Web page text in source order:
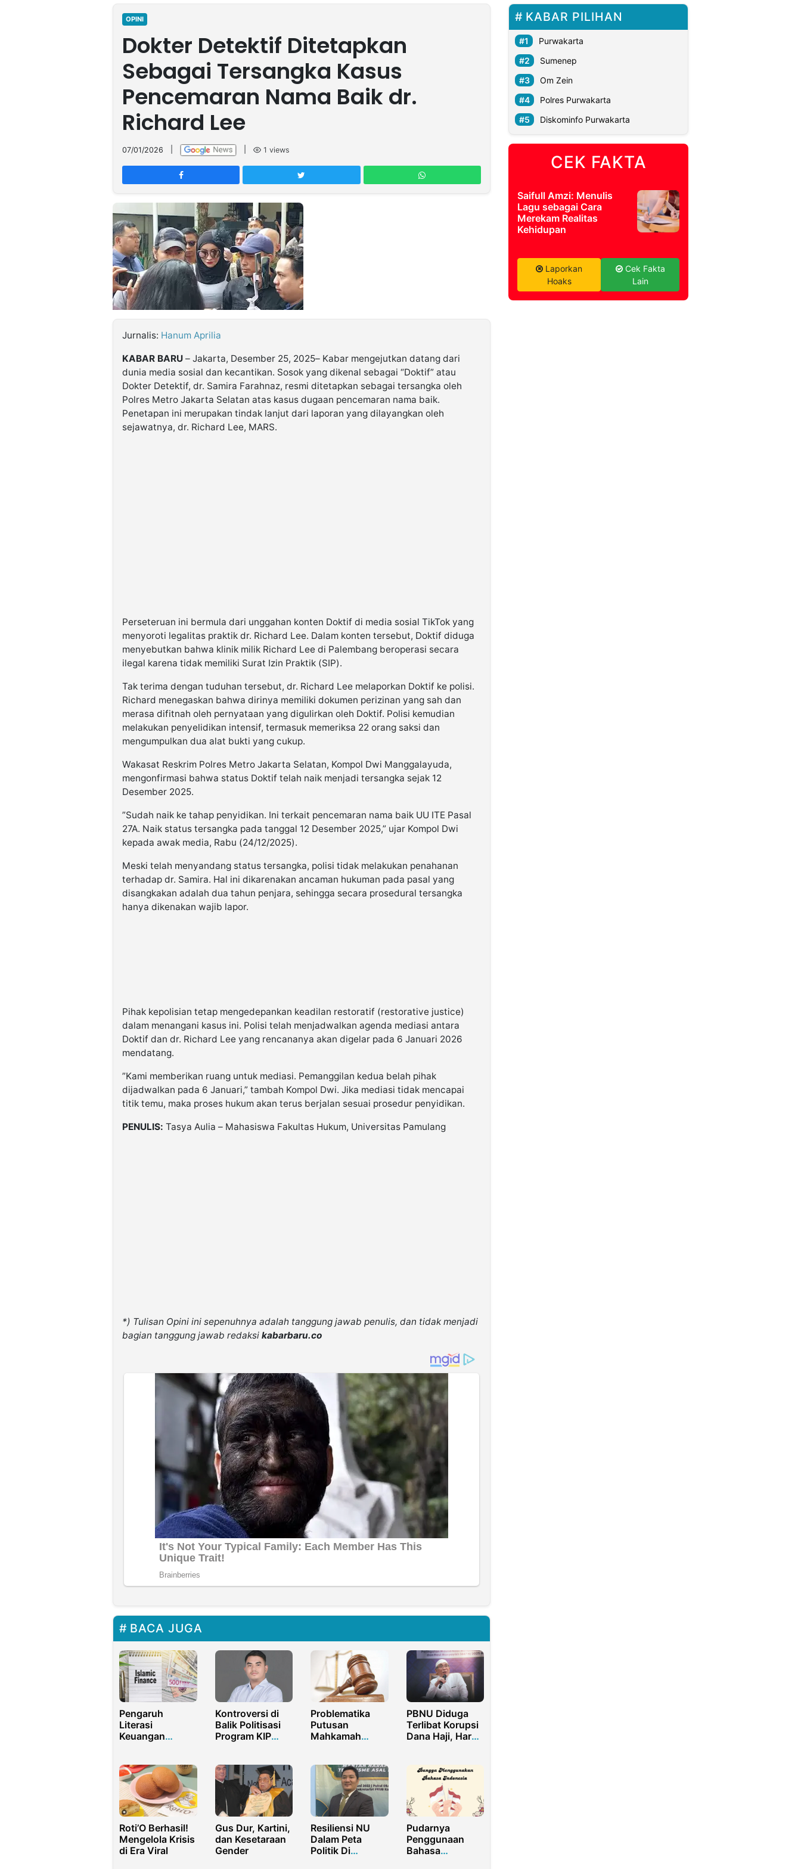
OPINI
Dokter Detektif Ditetapkan
Sebagai Tersangka Kasus
Pencemaran Nama Baik dr.
Richard Lee
07/01/2026 1 views
Jurnalis: Hanum Aprilia
KABAR BARU – Jakarta, Desember 25, 2025– Kabar mengejutkan datang dari
dunia media sosial dan kecantikan. Sosok yang dikenal sebagai “Doktif” atau
Dokter Detektif, dr. Samira Farahnaz, resmi ditetapkan sebagai tersangka oleh
Polres Metro Jakarta Selatan atas kasus dugaan pencemaran nama baik.
Penetapan ini merupakan tindak lanjut dari laporan yang dilayangkan oleh
sejawatnya, dr. Richard Lee, MARS.
Perseteruan ini bermula dari unggahan konten Doktif di media sosial TikTok yang
menyoroti legalitas praktik dr. Richard Lee. Dalam konten tersebut, Doktif diduga
menyebutkan bahwa klinik milik Richard Lee di Palembang beroperasi secara
ilegal karena tidak memiliki Surat Izin Praktik (SIP).
​Tak terima dengan tuduhan tersebut, dr. Richard Lee melaporkan Doktif ke polisi.
Richard menegaskan bahwa dirinya memiliki dokumen perizinan yang sah dan
merasa difitnah oleh pernyataan yang digulirkan oleh Doktif. Polisi kemudian
melakukan penyelidikan intensif, termasuk memeriksa 22 orang saksi dan
mengumpulkan dua alat bukti yang cukup.
​Wakasat Reskrim Polres Metro Jakarta Selatan, Kompol Dwi Manggalayuda,
mengonfirmasi bahwa status Doktif telah naik menjadi tersangka sejak 12
Desember 2025.
​”Sudah naik ke tahap penyidikan. Ini terkait pencemaran nama baik UU ITE Pasal
27A. Naik status tersangka pada tanggal 12 Desember 2025,” ujar Kompol Dwi
kepada awak media, Rabu (24/12/2025).
​Meski telah menyandang status tersangka, polisi tidak melakukan penahanan
terhadap dr. Samira. Hal ini dikarenakan ancaman hukuman pada pasal yang
disangkakan adalah dua tahun penjara, sehingga secara prosedural tersangka
hanya dikenakan wajib lapor.
​Pihak kepolisian tetap mengedepankan keadilan restoratif (restorative justice)
dalam menangani kasus ini. Polisi telah menjadwalkan agenda mediasi antara
Doktif dan dr. Richard Lee yang rencananya akan digelar pada 6 Januari 2026
mendatang.
​”Kami memberikan ruang untuk mediasi. Pemanggilan kedua belah pihak
dijadwalkan pada 6 Januari,” tambah Kompol Dwi. Jika mediasi tidak mencapai
titik temu, maka proses hukum akan terus berjalan sesuai prosedur penyidikan.
PENULIS: Tasya Aulia – Mahasiswa Fakultas Hukum, Universitas Pamulang
*) Tulisan Opini ini sepenuhnya adalah tanggung jawab penulis, dan tidak menjadi
bagian tanggung jawab redaksi kabarbaru.co
BACA JUGA
Pengaruh
Literasi
Keuangan
Mahasiswa
Menjadi
Nasabah Bank
Kontroversi di
Balik Politisasi
Program KIP
Antara Manfaat
dan Risiko
Problematika
Putusan
Mahkamah
Undang Cipta
Kerja
PBNU Diduga
Terlibat Korupsi
Dana Haji, Harus
Biasa
Roti’O Berhasil!
Mengelola Krisis
di Era Viral
Gus Dur, Kartini,
dan Kesetaraan
Gender
Resiliensi NU
Dalam Peta
Politik Di
Pudarnya
Penggunaan
Bahasa
KABAR PILIHAN
Purwakarta
Sumenep
Om Zein
Polres Purwakarta
Diskominfo Purwakarta
CEK FAKTA
Saifull Amzi: Menulis
Lagu sebagai Cara
Merekam Realitas
Kehidupan
Laporkan
Hoaks
Cek Fakta
Lain